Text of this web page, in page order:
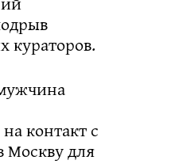
кураторов.
контакт с
Москву для